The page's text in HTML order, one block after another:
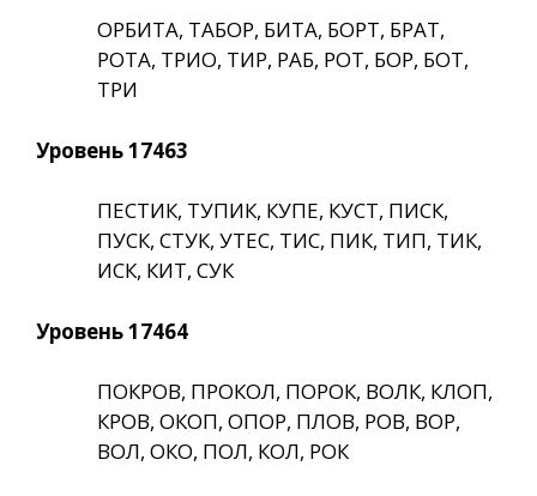
ОРБИТА, ТАБОР, БИТА, БОРТ, БРАТ,
РОТА, ТРИО, ТИР, РАБ, РОТ, БОР, БОТ,
ТРИ
Уровень 17463
ПЕСТИК, ТУПИК, КУПЕ, КУСТ, ПИСК,
ПУСК, СТУК, УТЕС, ТИС, ПИК, ТИП, ТИК,
ИСК, КИТ, СУК
Уровень 17464
ПОКРОВ, ПРОКОЛ, ПОРОК, ВОЛК, КЛОП,
КРОВ, ОКОП, ОПОР, ПЛОВ, РОВ, ВОР,
ВОЛ, ОКО, ПОЛ, КОЛ, РОК